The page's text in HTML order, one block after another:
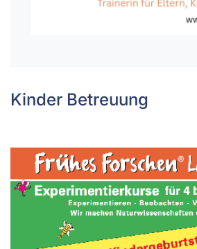
Kinder Betreuung